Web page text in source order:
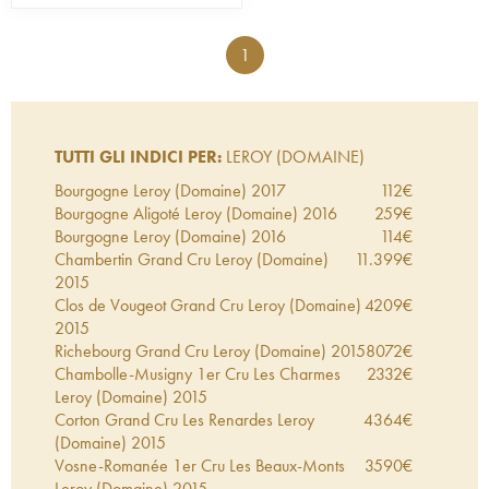
1
TUTTI GLI INDICI PER: LEROY (DOMAINE)
Bourgogne Leroy (Domaine) 2017 112€
Bourgogne Aligoté Leroy (Domaine) 2016 259€
Bourgogne Leroy (Domaine) 2016 114€
Chambertin Grand Cru Leroy (Domaine)
2015
11.399€
Clos de Vougeot Grand Cru Leroy (Domaine)
2015
4209€
Richebourg Grand Cru Leroy (Domaine) 20158072€
Chambolle-Musigny 1er Cru Les Charmes
Leroy (Domaine) 2015
2332€
Corton Grand Cru Les Renardes Leroy
(Domaine) 2015
4364€
Vosne-Romanée 1er Cru Les Beaux-Monts
3590€